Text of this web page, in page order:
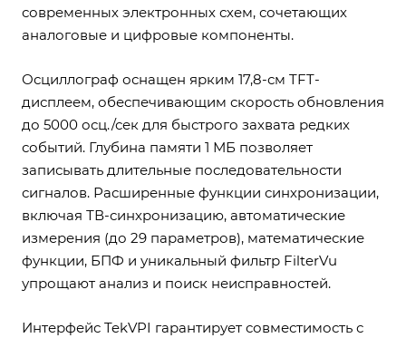
современных электронных схем, сочетающих
аналоговые и цифровые компоненты.
Осциллограф оснащен ярким 17,8-см TFT-
дисплеем, обеспечивающим скорость обновления
до 5000 осц./сек для быстрого захвата редких
событий. Глубина памяти 1 МБ позволяет
записывать длительные последовательности
сигналов. Расширенные функции синхронизации,
включая ТВ-синхронизацию, автоматические
измерения (до 29 параметров), математические
функции, БПФ и уникальный фильтр FilterVu
упрощают анализ и поиск неисправностей.
Интерфейс TekVPI гарантирует совместимость с